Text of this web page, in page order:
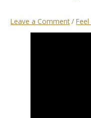
Leave a Comment /